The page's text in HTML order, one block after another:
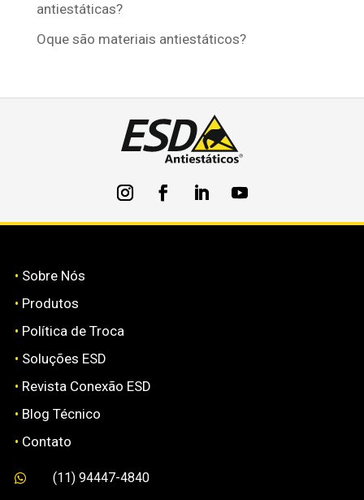
antiestáticas?
Oque são materiais antiestáticos?
• Sobre Nós
• Produtos
• Política de Troca
• Soluções ESD
• Revista Conexão ESD
• Blog Técnico
• Contato

(11) 94447-4840